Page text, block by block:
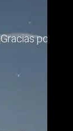
por su